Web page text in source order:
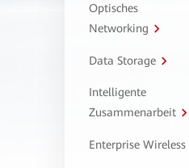
Optisches
Networking
Data Storage
Intelligente
Zusammenarbeit
Enterprise Wireless